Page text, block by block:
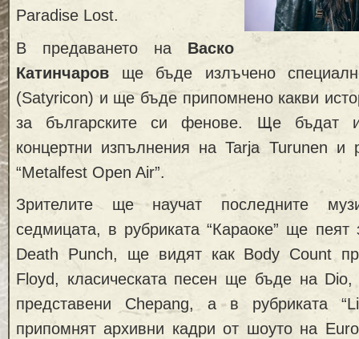
Paradise Lost.
В предаването на Васко
Катинчаров ще бъде излъчено
(Satyricon) и ще бъде припомнено какви
за българските си фенове. Ще бъдат
концертни изпълнения нa Tarja Turunen и
“Metalfest Open Air”.
Зрителите ще научат последните
седмицата, в рубриката “Караоке” ще
Death Punch, ще видят как Body Count
Floyd, класическата песен ще бъде нa
представени Chepang, a в рубриката
припомнят архивни кадри от шоуто на